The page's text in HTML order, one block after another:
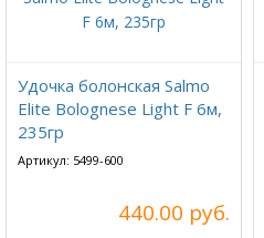
Удочка болонская Salmo
Elite Bolognese Light F 6м,
235гр
Артикул: 5499-600
440.00 руб.